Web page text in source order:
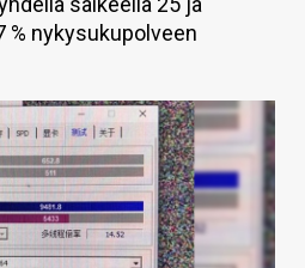
% nykysukupolveen